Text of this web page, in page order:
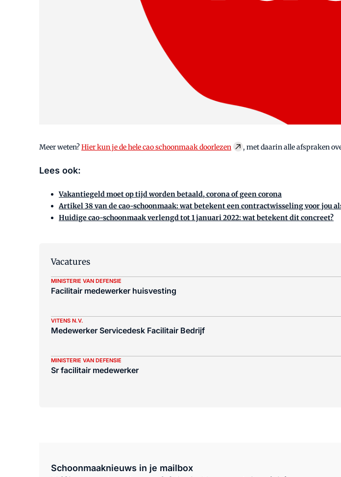
Meer weten?Hier kun je de hele cao schoonmaak doorlezen , met daarin alle afspraken
Lees ook:
Vakantiegeld moet op tijd worden betaald, corona of geen corona
Artikel 38 van de cao-schoonmaak: wat betekent een contractwisseling voor jou
Huidige cao-schoonmaak verlengd tot 1 januari 2022: wat betekent dit concreet?
Vacatures
MINISTERIE VAN DEFENSIE
Facilitair medewerker huisvesting
VITENS N.V.
Medewerker Servicedesk Facilitair Bedrijf
MINISTERIE VAN DEFENSIE
Sr facilitair medewerker
Schoonmaaknieuws in je mailbox